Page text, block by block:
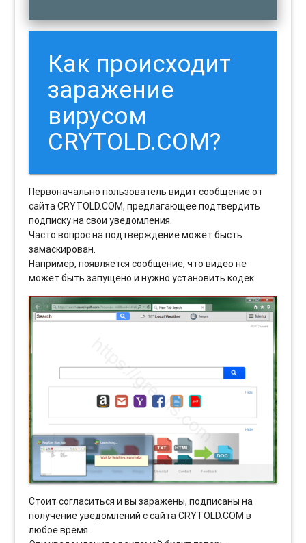
Как происходит
заражение
вирусом
CRYTOLD.COM?
Первоначально пользователь видит сообщение от
сайта CRYTOLD.COM, предлагающее подтвердить
подписку на свои уведомления.
Часто вопрос на подтверждение может бысть
замаскирован.
Например, появляется сообщение, что видео не
может быть запущено и нужно установить кодек.
Стоит согласиться и вы заражены, подписаны на
получение уведомлений с сайта CRYTOLD.COM в
любое время.